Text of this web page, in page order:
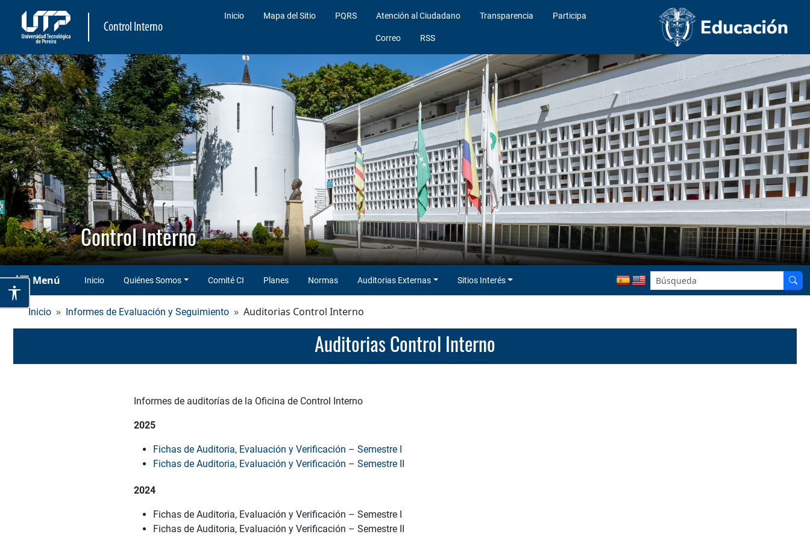
Control Interno
Inicio Mapa del Sitio PQRS Atención al Ciudadano Transparencia Participa
Correo RSS
Control Interno
Menú Inicio Quiénes Somos Comité CI Planes Normas Auditorias Externas Sitios Interés
Inicio Informes de Evaluación y Seguimiento Auditorias Control Interno
Auditorias Control Interno
Informes de auditorías de la Oficina de Control Interno
2025
Fichas de Auditoria, Evaluación y Verificación – Semestre I
Fichas de Auditoria, Evaluación y Verificación – Semestre II
2024
Fichas de Auditoria, Evaluación y Verificación – Semestre I
Fichas de Auditoria, Evaluación y Verificación – Semestre II